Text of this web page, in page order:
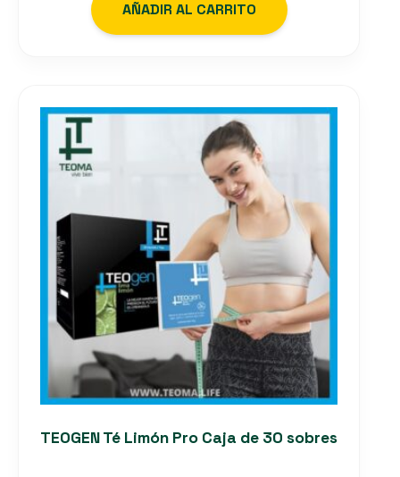
AÑADIR AL CARRITO
TEOGEN Té Limón Pro Caja de 30 sobres